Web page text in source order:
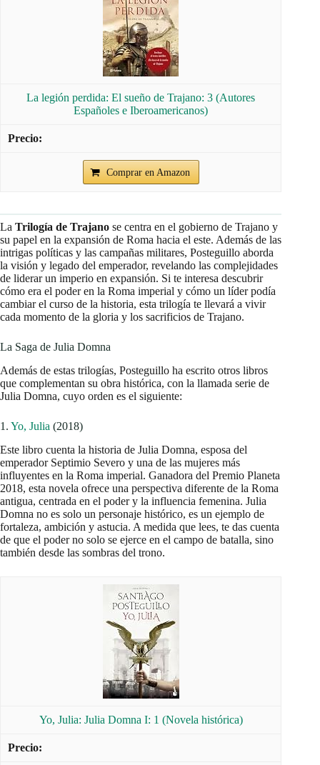
La legión perdida: El sueño de Trajano: 3 (Autores
Españoles e Iberoamericanos)
Comprar en Amazon
La Trilogía de Trajano se centra en el gobierno de Trajano y
su papel en la expansión de Roma hacia el este. Además de las
intrigas políticas y las campañas militares, Posteguillo aborda
la visión y legado del emperador, revelando las complejidades
de liderar un imperio en expansión. Si te interesa descubrir
cómo era el poder en la Roma imperial y cómo un líder podía
cambiar el curso de la historia, esta trilogía te llevará a vivir
cada momento de la gloria y los sacrificios de Trajano.
La Saga de Julia Domna
Además de estas trilogías, Posteguillo ha escrito otros libros
que complementan su obra histórica, con la llamada serie de
Julia Domna, cuyo orden es el siguiente:
1. Yo, Julia (2018)
Este libro cuenta la historia de Julia Domna, esposa del
emperador Septimio Severo y una de las mujeres más
influyentes en la Roma imperial. Ganadora del Premio Planeta
2018, esta novela ofrece una perspectiva diferente de la Roma
antigua, centrada en el poder y la influencia femenina. Julia
Domna no es solo un personaje histórico, es un ejemplo de
fortaleza, ambición y astucia. A medida que lees, te das cuenta
de que el poder no solo se ejerce en el campo de batalla, sino
también desde las sombras del trono.
Yo, Julia: Julia Domna I: 1 (Novela histórica)